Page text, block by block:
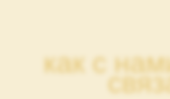
как с